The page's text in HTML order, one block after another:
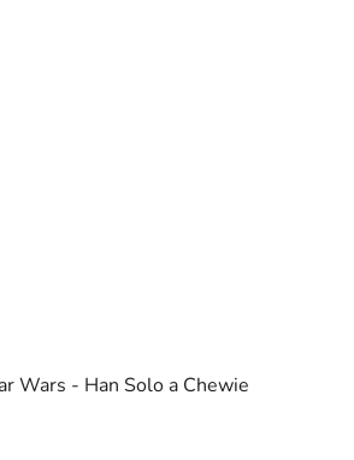
Wars - Han Solo a Chewie